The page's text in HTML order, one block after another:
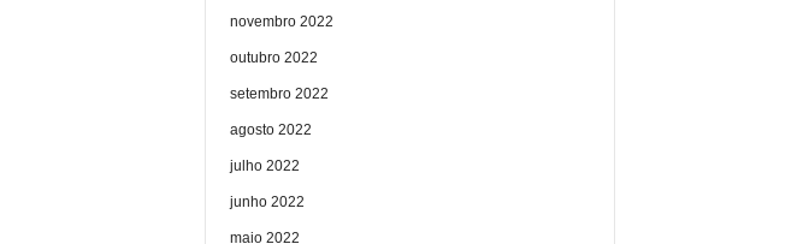
novembro 2022
outubro 2022
setembro 2022
agosto 2022
julho 2022
junho 2022
maio 2022